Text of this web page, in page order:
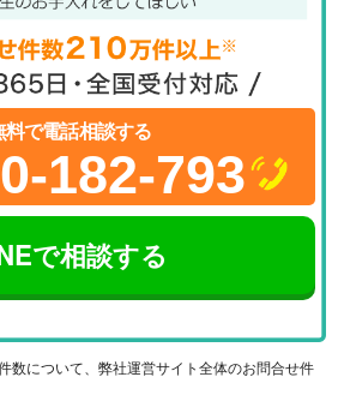
料で電話相談する
182-793
で相談する
数について、弊社運営サイト全体のお問合せ件